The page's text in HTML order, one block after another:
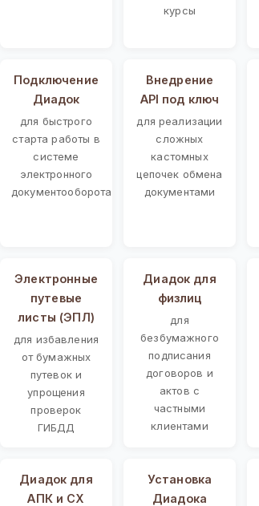
курсы
Подключение
Диадок
для быстрого
старта работы в
системе
электронного
документооборота
Внедрение
API под ключ
для реализации
сложных
кастомных
цепочек обмена
документами
Электронные
путевые
листы (ЭПЛ)
для избавления
от бумажных
путевок и
упрощения
проверок
ГИБДД
Диадок для
физлиц
для
безбумажного
подписания
договоров и
актов с
частными
клиентами
Диадок для
АПК и СХ
Установка
Диадока